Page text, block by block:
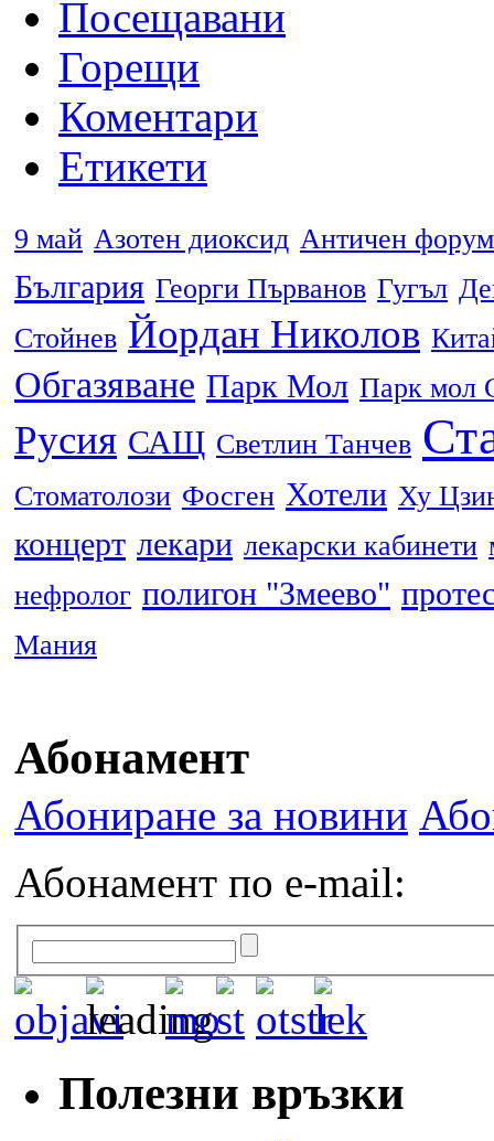
Посещавани
Горещи
Коментари
Етикети
9 май Азотен диоксид Античен форум
България Георги Първанов Гугъл
Стойнев Йордан Николов
Обгазяване Парк Мол Парк мол
Русия САЩ Светлин Танчев
Стоматолози Фосген Хотели Ху
концерт лекари лекарски кабинети
нефролог полигон "Змеево"
Мания
Абонамент
Абониране за новини
Абонамент по e-mail:
Полезни връзки